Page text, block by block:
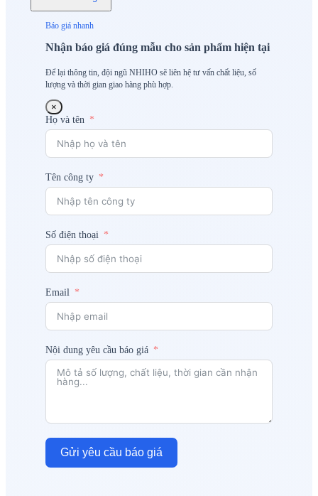
Báo giá nhanh
Nhận báo giá đúng mẫu cho sản phẩm hiện tại
Để lại thông tin, đội ngũ NHIHO sẽ liên hệ tư vấn chất liệu, số
lượng và thời gian giao hàng phù hợp.
×
Họ và tên
Tên công ty
Số điện thoại
Email
Nội dung yêu cầu báo giá
Gửi yêu cầu báo giá